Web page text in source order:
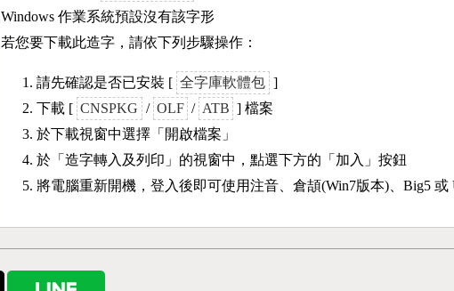
Windows 作業系統預設沒有該字形
若您要下載此造字，請依下列步驟操作：
請先確認是否已安裝 [ 全字庫軟體包 ]
下載 [ CNSPKG / OLF / ATB ] 檔案
於下載視窗中選擇「開啟檔案」
於「造字轉入及列印」的視窗中，點選下方的「加入」按鈕
將電腦重新開機，登入後即可使用注音、倉頡(Win7版本)、Big5 或